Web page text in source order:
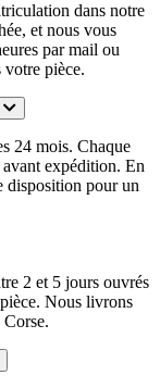
dans notre
et nous vous
par mail ou
pièce.
24 mois. Chaque
avant expédition. En
disposition pour un
2 et 5 jours ouvrés
Nous livrons